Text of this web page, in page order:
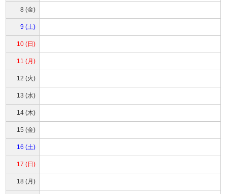
8 (金)
9 (土)
10 (日)
11 (月)
12 (火)
13 (水)
14 (木)
15 (金)
16 (土)
17 (日)
18 (月)